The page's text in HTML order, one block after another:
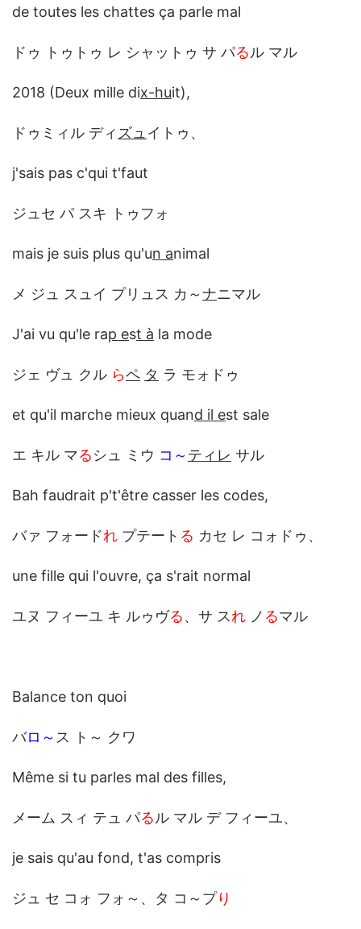
de toutes les chattes ça parle mal
ドゥ トゥトゥ レ シャットゥ サ パるル マル
2018 (Deux mille dix-huit),
ドゥミィル ディ ズュイトゥ、
j'sais pas c'qui t'faut
ジュセ パ スキ トゥフォ
mais je suis plus qu'un animal
メ ジュ スュイ プリュス カ～ナニマル
J'ai vu qu'le rap est à la mode
ジェ ヴュ クル らペ タ ラ モォドゥ
et qu'il marche mieux quand il est sale
エ キル マるシュ ミウ コ～ ティレ サル
Bah faudrait p't'être casser les codes,
バァ フォードれ プテート る カセ レ コォドゥ、
une fille qui l'ouvre, ça s'rait normal
ユヌ フィーユ キ ルゥヴる、サ スれ ノ るマル
Balance ton quoi
バロ～ ス ト～ クワ
Même si tu parles mal des filles,
メーム スィ テュ パるル マル デ フィーユ、
je sais qu'au fond, t'as compris
ジュ セ コォ フォ～、タ コ～プり